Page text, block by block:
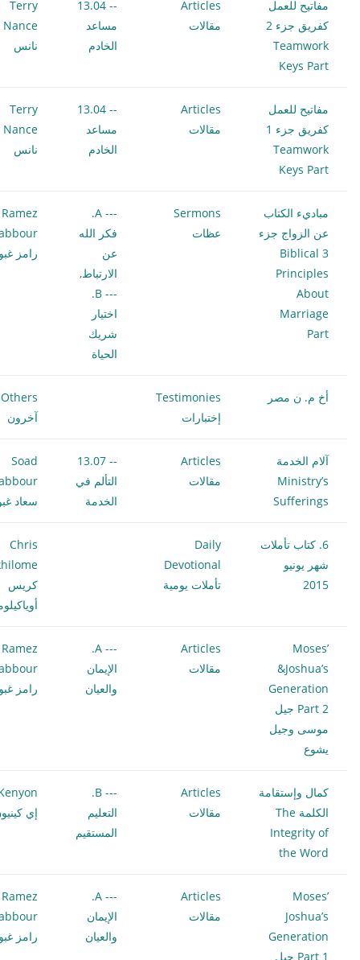
مفاتيح للعمل
كفريق جزء 2
Teamwork
Keys Part
Articles
مقالات
-- 13.04
مساعد
الخادم
Terry
نانس
مفاتيح للعمل
كفريق جزء 1
Teamwork
Keys Part
Articles
مقالات
-- 13.04
مساعد
الخادم
Terry
نانس
مباديء الكتاب
عن الزواج جزء
3 Biblical
Principles
About
Marriage
Part
Sermons
عظات
--- A.
فكر الله
عن
الارتباط,
--- B.
اختيار
شريك
الحياة
Ramez
رامز
أخ م. ن مصر
Testimonies
إختبارات
Others
آخرون
آلام الخدمة
Ministry’s
Sufferings
Articles
مقالات
-- 13.07
التألم في
الخدمة
Soad
سعاد
6. كتاب تأملات
شهر يونيو
2015
Daily
Devotional
تأملات يومية
Chris
كريس
Moses’
&Joshua’s
Generation
Part 2 جيل
موسى وجيل
يشوع
Articles
مقالات
--- A.
الإيمان
والعيان
Ramez
رامز
كمال وإستقامة
الكلمة The
Integrity of
the Word
Articles
مقالات
--- B.
التعليم
المستقيم
إي
Moses’
Joshua’s
Generation
Part 1 جيل
Articles
مقالات
--- A.
الإيمان
والعيان
Ramez
رامز